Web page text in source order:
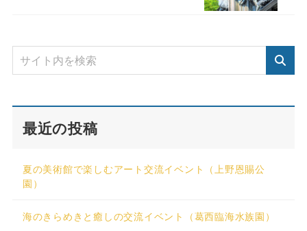
最近の投稿
夏の美術館で楽しむアート交流イベント（上野恩賜公
園）
海のきらめきと癒しの交流イベント（葛西臨海水族園）